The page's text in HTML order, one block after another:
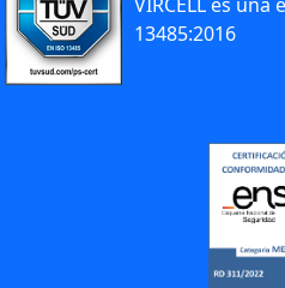
VIRCELL es
13485:2016